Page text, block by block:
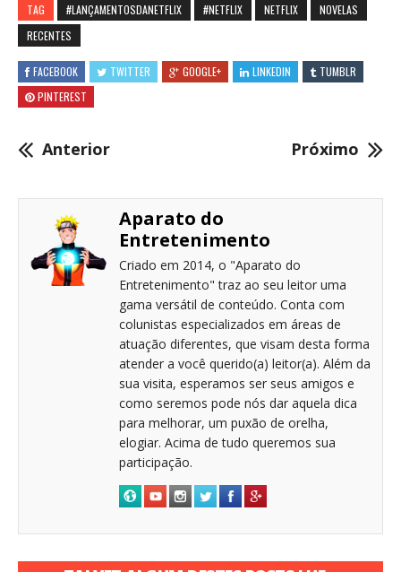
TAG #LANÇAMENTOSDANETFLIX #NETFLIX NETFLIX
NOVELAS
RECENTES
FACEBOOK TWITTER GOOGLE+ LINKEDIN
TUMBLR
PINTEREST
Anterior Próximo
Aparato do
Entretenimento
Criado em 2014, o "Aparato do
Entretenimento" traz ao seu leitor uma
gama versátil de conteúdo. Conta com
colunistas especializados em áreas de
atuação diferentes, que visam desta forma
atender a você querido(a) leitor(a). Além da
sua visita, esperamos ser seus amigos e
como seremos pode nós dar aquela dica
para melhorar, um puxão de orelha,
elogiar. Acima de tudo queremos sua
participação.